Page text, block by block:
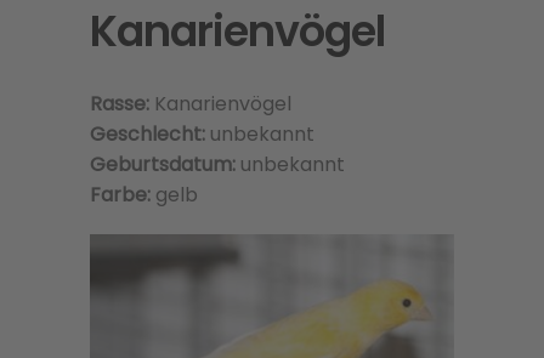
Kanarienvögel
Rasse: Kanarienvögel
Geschlecht: unbekannt
Geburtsdatum: unbekannt
Farbe: gelb